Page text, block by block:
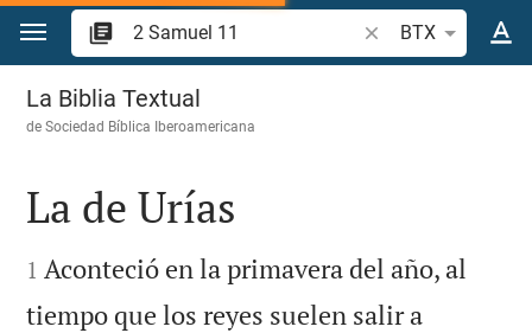
Ir a un contenido
Buscar versículo
BTX
2 Samuel 11
La Biblia Textual
deSociedad Bíblica Iberoamericana

La de Urías

1 Aconteció en la primavera del año, al
tiempo que los reyes suelen salir a